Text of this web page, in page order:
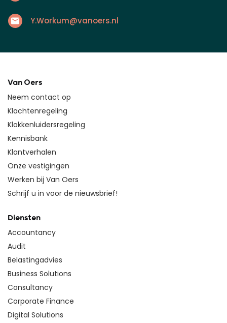
Y.Workum@vanoers.nl
Van Oers
Neem contact op
Klachtenregeling
Klokkenluidersregeling
Kennisbank
Klantverhalen
Onze vestigingen
Werken bij Van Oers
Schrijf u in voor de nieuwsbrief!
Diensten
Accountancy
Audit
Belastingadvies
Business Solutions
Consultancy
Corporate Finance
Digital Solutions